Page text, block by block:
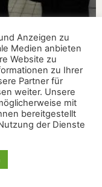
Anzeigen zu
Medien anbieten
Website zu
zu Ihrer
Partner für
weiter. Unsere
mit
bereitgestellt
der Dienste